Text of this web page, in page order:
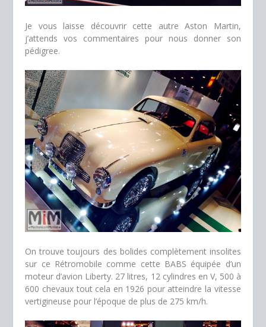
Je vous laisse découvrir cette autre Aston Martin,
j’attends vos commentaires pour nous donner son
pédigree.
On trouve toujours des bolides complètement insolites
sur ce Rétromobile comme cette BABS équipée d’un
moteur d’avion Liberty. 27 litres, 12 cylindres en V, 500 à
600 chevaux tout cela en 1926 pour atteindre la vitesse
vertigineuse pour l’époque de plus de 275 km/h.